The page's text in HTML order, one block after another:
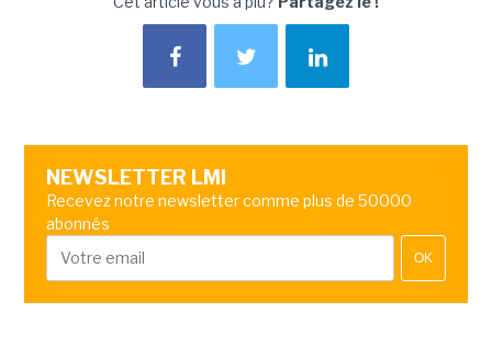
NEWSLETTER LMI
Recevez notre newsletter comme plus de 50000
abonnés
OK